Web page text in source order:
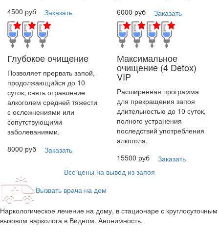
4500 руб
Заказать
6000 руб
Заказать
Глубокое очищение
Позволяет прервать запой,
продолжающийся до 10
суток, снять отравление
алкоголем средней тяжести
с осложнениями или
сопутствующими
заболеваниями.
8000 руб
Заказать
Максимальное
очищение (4 Detox)
VIP
Расширенная программа
для прекращения запоя
длительностью до 10 суток,
полного устранения
последствий употребления
алкоголя.
15500 руб
Заказать
Все цены на вывод из запоя
Вызвать врача на дом
Наркологическое лечение на дому, в стационаре с круглосуточным
вызовом нарколога в Видном. Анонимность.